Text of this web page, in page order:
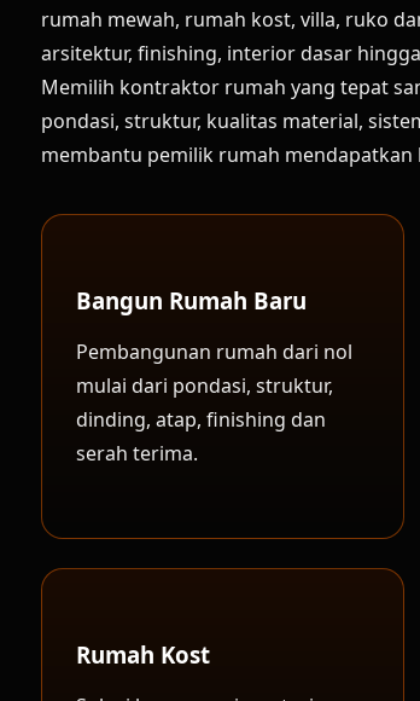
rumah mewah, rumah kost, villa, ruko
arsitektur, finishing, interior dasar
Memilih kontraktor rumah yang tepat
pondasi, struktur, kualitas material,
membantu pemilik rumah mendapatkan
Bangun Rumah Baru
Pembangunan rumah dari nol
mulai dari pondasi, struktur,
dinding, atap, finishing dan
serah terima.
Rumah Kost